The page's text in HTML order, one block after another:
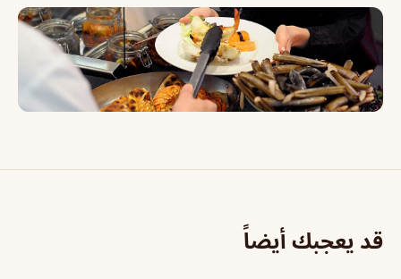
قد يعجبك أيضاً